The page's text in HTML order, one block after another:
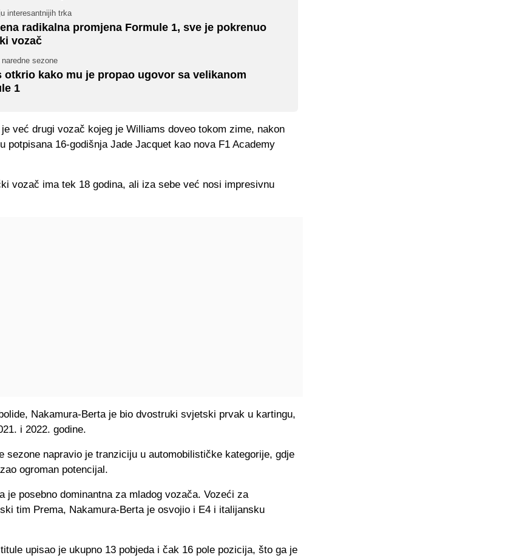
interesantnijih trka
radikalna promjena Formule 1, sve je pokrenuo
vozač
sezone
otkrio kako mu je propao ugovor sa velikanom
1
već drugi vozač kojeg je Williams doveo tokom zime, nakon
potpisana 16-godišnja Jade Jacquet kao nova F1 Academy
vozač ima tek 18 godina, ali iza sebe već nosi impresivnu
Nakamura-Berta je bio dvostruki svjetski prvak u kartingu,
i 2022. godine.
sezone napravio je tranziciju u automobilističke kategorije, gdje
ogroman potencijal.
je posebno dominantna za mladog vozača. Vozeći za
tim Prema, Nakamura-Berta je osvojio i E4 i italijansku
upisao je ukupno 13 pobjeda i čak 16 pole pozicija, što ga je